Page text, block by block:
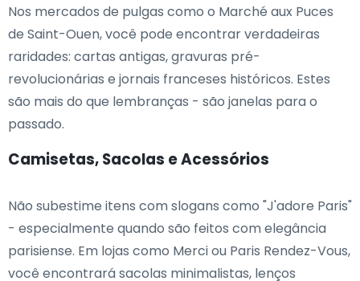
Nos mercados de pulgas como o Marché aux Puces
de Saint-Ouen, você pode encontrar verdadeiras
raridades: cartas antigas, gravuras pré-
revolucionárias e jornais franceses históricos. Estes
são mais do que lembranças - são janelas para o
passado.
Camisetas, Sacolas e Acessórios
Não subestime itens com slogans como "J'adore Paris"
- especialmente quando são feitos com elegância
parisiense. Em lojas como Merci ou Paris Rendez-Vous,
você encontrará sacolas minimalistas, lenços